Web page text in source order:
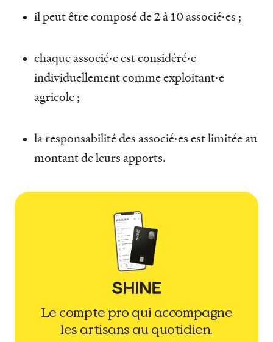
il peut être composé de 2 à 10 associé·es ;
chaque associé·e est considéré·e
individuellement comme exploitant·e
agricole ;
la responsabilité des associé·es est limitée au
montant de leurs apports.
Le compte pro qui accompagne
les artisans au quotidien.